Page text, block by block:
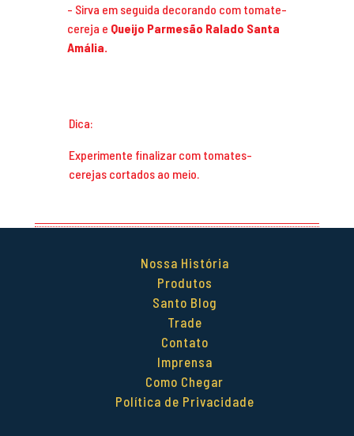
Sirva em seguida decorando com tomate-
cereja e Queijo Parmesão Ralado Santa
Amália.
Dica:
Experimente finalizar com tomates-
cerejas cortados ao meio.
Nossa História
Produtos
Santo Blog
Trade
Contato
Imprensa
Como Chegar
Política de Privacidade